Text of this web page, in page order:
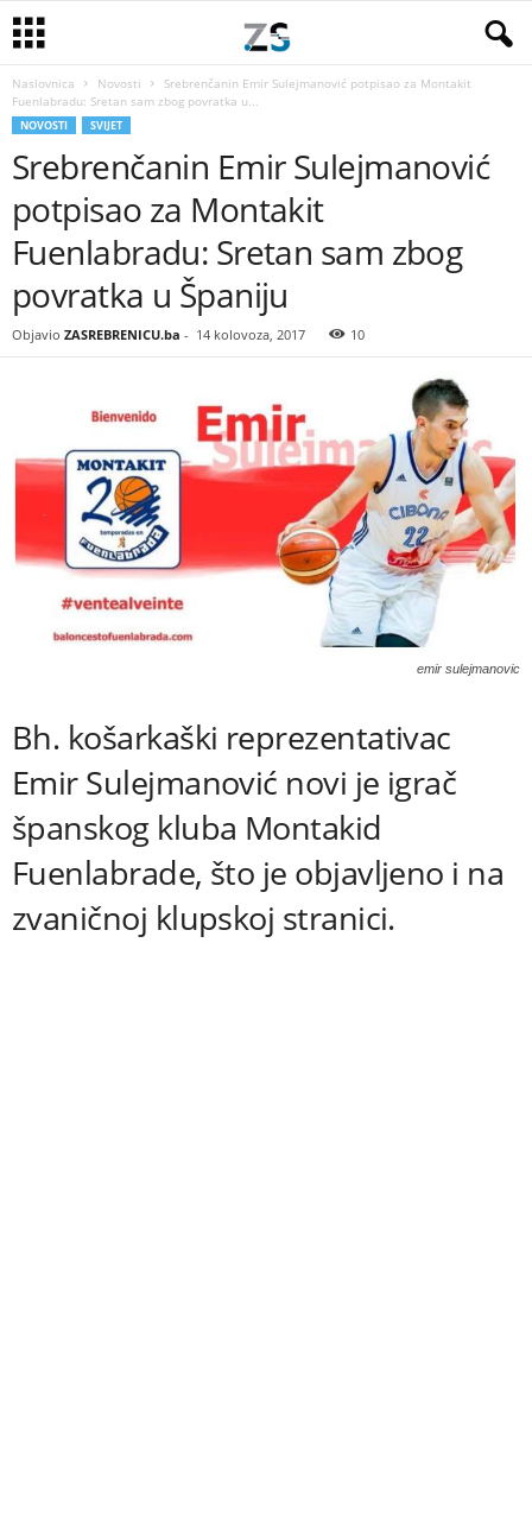
Naslovnica Novosti
Srebrenčanin Emir Sulejmanović potpisao za Montakit
Fuenlabradu: Sretan sam zbog povratka u...
NOVOSTI SVIJET
Srebrenčanin Emir Sulejmanović
potpisao za Montakit
Fuenlabradu: Sretan sam zbog
povratka u Španiju
Objavio ZASREBRENICU.ba - 14 kolovoza, 2017 10
emir sulejmanovic
Bh. košarkaški reprezentativac
Emir Sulejmanović novi je igrač
španskog kluba Montakid
Fuenlabrade, što je objavljeno i na
zvaničnoj klupskoj stranici.